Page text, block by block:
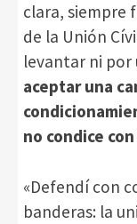
clara, siempre
de la Unión
levantar ni por
aceptar una
no condice
«Defendí con
banderas: la